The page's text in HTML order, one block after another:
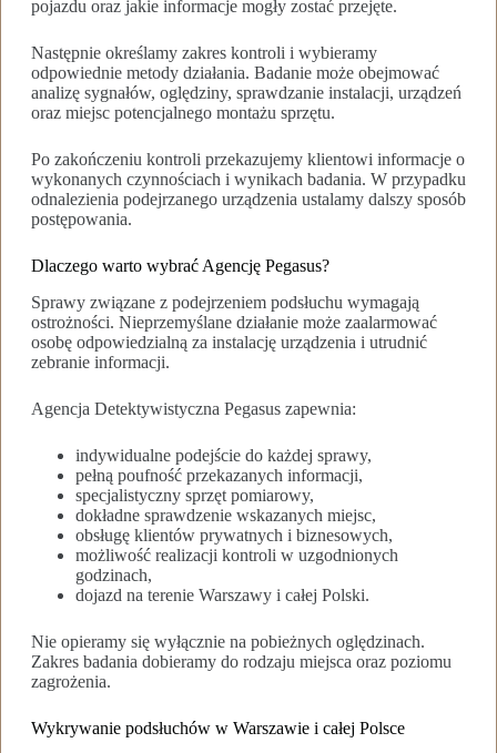
pojazdu oraz jakie informacje mogły zostać przejęte.
Następnie określamy zakres kontroli i wybieramy
odpowiednie metody działania. Badanie może obejmować
analizę sygnałów, oględziny, sprawdzanie instalacji, urządzeń
oraz miejsc potencjalnego montażu sprzętu.
Po zakończeniu kontroli przekazujemy klientowi informacje o
wykonanych czynnościach i wynikach badania. W przypadku
odnalezienia podejrzanego urządzenia ustalamy dalszy sposób
postępowania.
Dlaczego warto wybrać Agencję Pegasus?
Sprawy związane z podejrzeniem podsłuchu wymagają
ostrożności. Nieprzemyślane działanie może zaalarmować
osobę odpowiedzialną za instalację urządzenia i utrudnić
zebranie informacji.
Agencja Detektywistyczna Pegasus zapewnia:
indywidualne podejście do każdej sprawy,
pełną poufność przekazanych informacji,
specjalistyczny sprzęt pomiarowy,
dokładne sprawdzenie wskazanych miejsc,
obsługę klientów prywatnych i biznesowych,
możliwość realizacji kontroli w uzgodnionych
godzinach,
dojazd na terenie Warszawy i całej Polski.
Nie opieramy się wyłącznie na pobieżnych oględzinach.
Zakres badania dobieramy do rodzaju miejsca oraz poziomu
zagrożenia.
Wykrywanie podsłuchów w Warszawie i całej Polsce